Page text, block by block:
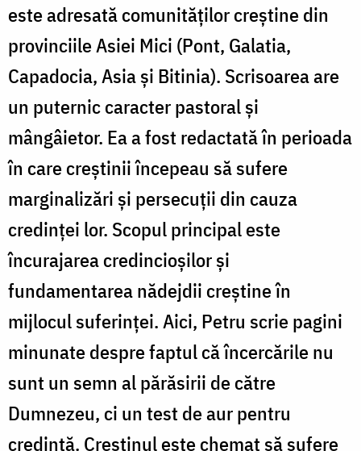
este adresată comunităților creștine din
provinciile Asiei Mici (Pont, Galatia,
Capadocia, Asia și Bitinia). Scrisoarea are
un puternic caracter pastoral și
mângâietor. Ea a fost redactată în perioada
în care creștinii începeau să sufere
marginalizări și persecuții din cauza
credinței lor. Scopul principal este
încurajarea credincioșilor și
fundamentarea nădejdii creștine în
mijlocul suferinței. Aici, Petru scrie pagini
minunate despre faptul căîncercările nu
sunt un semn al părăsirii de către
Dumnezeu, ci un test de aur pentru
credință. Creștinul este chemat să sufere